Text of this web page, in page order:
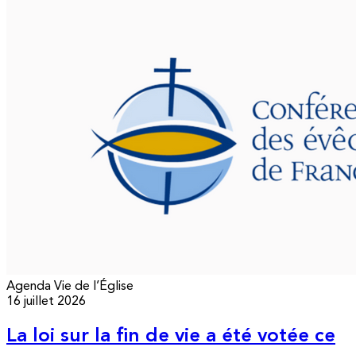
Agenda Vie de l’Église
16 juillet 2026
La loi sur la fin de vie a été votée ce